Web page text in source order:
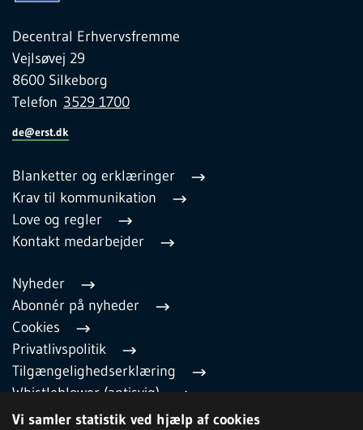
Vi samler statistik ved hjælp af cookies
Decentral Erhvervsfremme
Vejlsøvej 29
8600 Silkeborg
Telefon 3529 1700
de@erst.dk
Blanketter og erklæringer
Krav til kommunikation
Love og regler
Kontakt medarbejder
Nyheder
Abonnér på nyheder
Cookies
Privatlivspolitik
Tilgængelighedserklæring
Whistleblower (antisvig)
English